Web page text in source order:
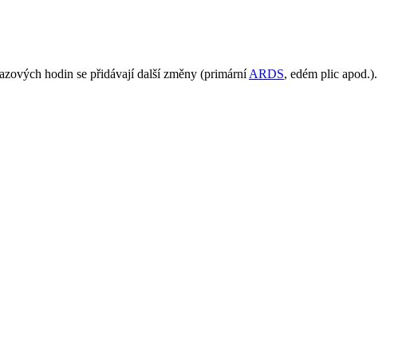
hodin se přidávají další změny (primárníARDS, edém plic apod.).